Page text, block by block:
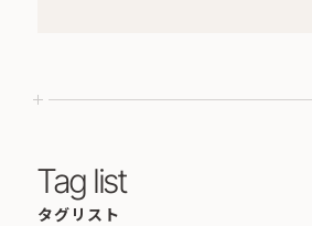
Tag list
タグリスト